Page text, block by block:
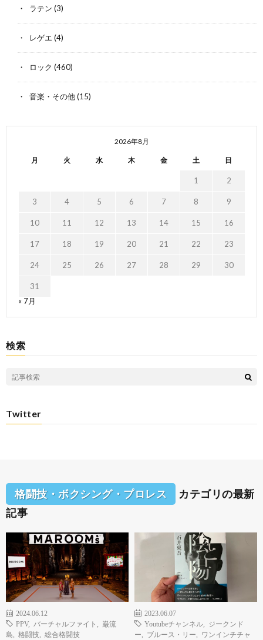
ラテン (3)
レゲエ (4)
ロック (460)
音楽・その他(15)
2026年8月
月 火 水 木 金 土 日
1 2
3 4 5 6 7 8 9
10 11 12 13 14 15 16
17 18 19 20 21 22 23
24 25 26 27 28 29 30
31
« 7月
検索
Twitter
格闘技・ボクシング・プロレス
カテゴリの最新
記事
2024.06.12
PPV, バーチャルファイト
巌流
島
格闘技 総合格闘技
2023.06.07
Youtubeチャンネル
ジークンド
ー
ブルース・リー
ワンインチチャ